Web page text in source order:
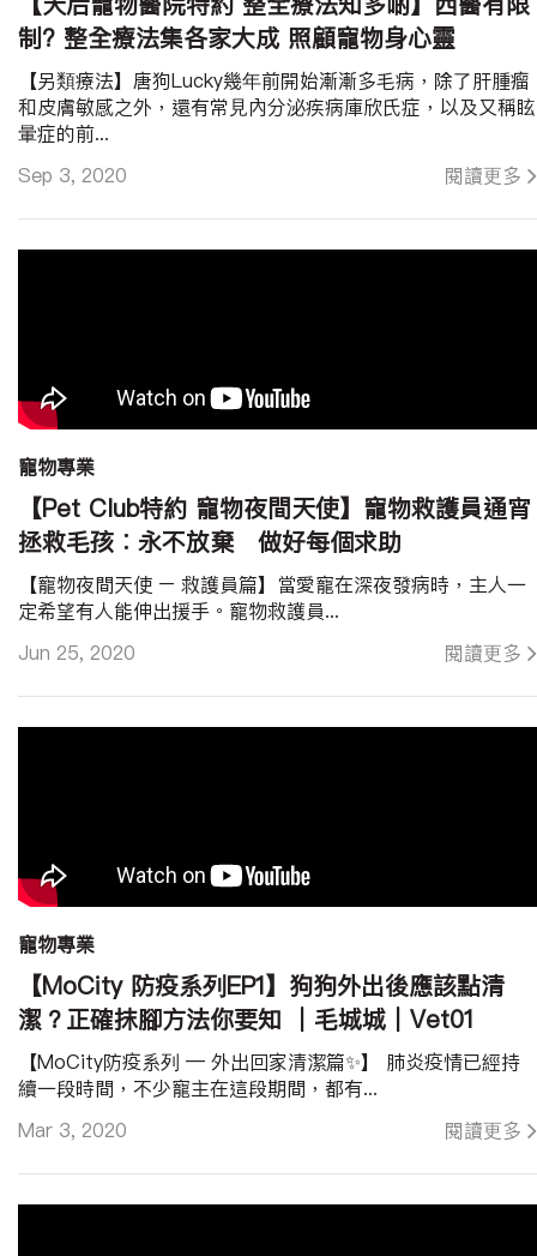
制? 整全療法集各家大成 照顧寵物身心靈
Sep 3, 2020 閱讀更多
【另類療法】唐狗Lucky幾年前開始漸漸多毛病，除了肝腫瘤
和皮膚敏感之外，還有常見內分泌疾病庫欣氏症，以及又稱眩
暈症的前...
寵物專業
【Pet Club特約 寵物夜間天使】寵物救護員通宵
拯救毛孩︰永不放棄 做好每個求助
Jun 25, 2020 閱讀更多
【寵物夜間天使 – 救護員篇】當愛寵在深夜發病時，主人一
定希望有人能伸出援手。寵物救護員...
寵物專業
【MoCity 防疫系列EP1】狗狗外出後應該點清
潔？正確抹腳方法你要知 ｜毛城城｜Vet01
Mar 3, 2020 閱讀更多
【MoCity防疫系列 — 外出回家清潔篇✨】 肺炎疫情已經持
續一段時間，不少寵主在這段期間，都有...